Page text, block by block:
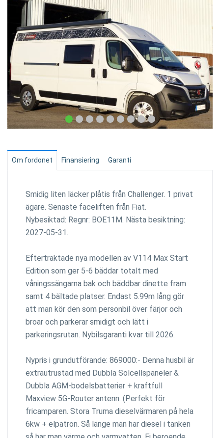
Om fordonet Finansiering Garanti
Smidig liten läcker plåtis från Challenger. 1 privat
ägare. Senaste faceliften från Fiat.
Nybesiktad: Regnr: BOE11M. Nästa besiktning:
2027-05-31.
Eftertraktade nya modellen av V114 Max Start
Edition som ger 5-6 bäddar totalt med
våningssängarna bak och bäddbar dinette fram
samt 4 bältade platser. Endast 5.99m lång gör
att man kör den som personbil över färjor och
broar och parkerar smidigt och lätt i
parkeringsrutan. Nybilsgaranti kvar till 2026.
Nypris i grundutförande: 869000:- Denna husbil är
extrautrustad med Dubbla Solcellspaneler &
Dubbla AGM-bodelsbatterier + kraftfull
Maxview 5G-Router antenn. (Perfekt för
fricamparen. Stora Truma dieselvärmaren på hela
6kw + elpatron. Så länge man har diesel i tanken